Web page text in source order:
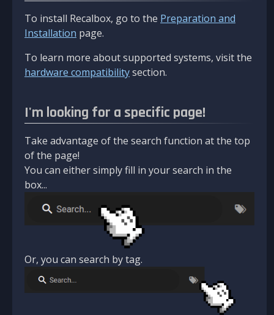
To install Recalbox, go to the Preparation and
Installation page.
To learn more about supported systems, visit the
hardware compatibilitysection.
I'm looking for a specific page!
Take advantage of the search function at the top
of the page!
You can either simply fill in your search in the
box...
Or, you can search by tag.